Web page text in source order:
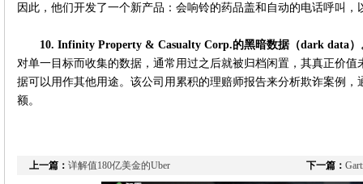
因此，他们开发了一个新产品：会响铃的药品盖和自动的电话呼叫，
10. Infinity Property & Casualty Corp.的黑暗数据（dark data）
对单一目标而收集的数据，通常用过之后就被归档闲置，其真正价
据可以用作其他用途。该公司用累积的理赔师报告来分析欺诈案例，
额。
上一篇： 详解值180亿美金的Uber 下一篇：